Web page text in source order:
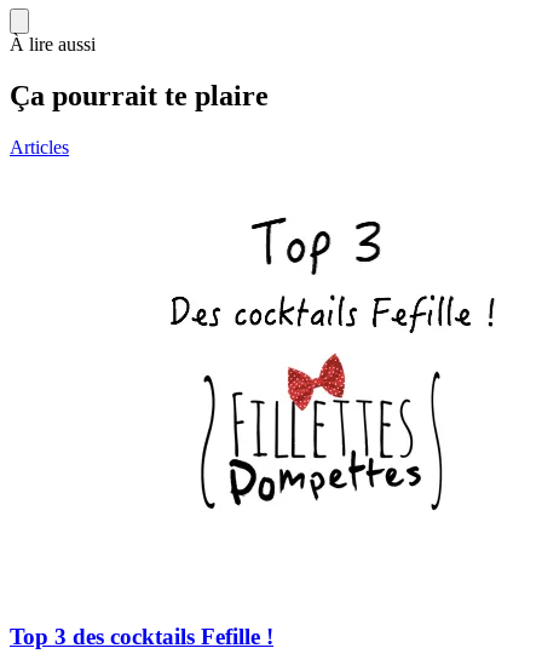
À lire aussi
Ça pourrait te plaire
Articles
Top 3 des cocktails Fefille !